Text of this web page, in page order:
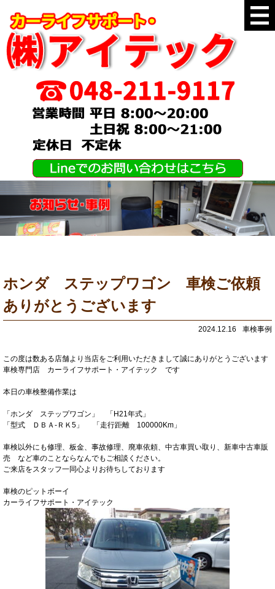
ホンダ ステップワゴン 車検ご依頼
ありがとうございます
2024.12.16 車検事例
この度は数ある店舗より当店をご利用いただきまして誠にありがとうございます
車検専門店 カーライフサポート・アイテック です
本日の車検整備作業は
「ホンダ ステップワゴン」 「H21年式」
「型式 ＤＢＡ-ＲＫ5」 「走行距離 100000Km」
車検以外にも修理、板金、事故修理、廃車依頼、中古車買い取り、新車中古車販
売 など車のことならなんでもご相談ください。
ご来店をスタッフ一同心よりお待ちしております
車検のピットボーイ
カーライフサポート・アイテック